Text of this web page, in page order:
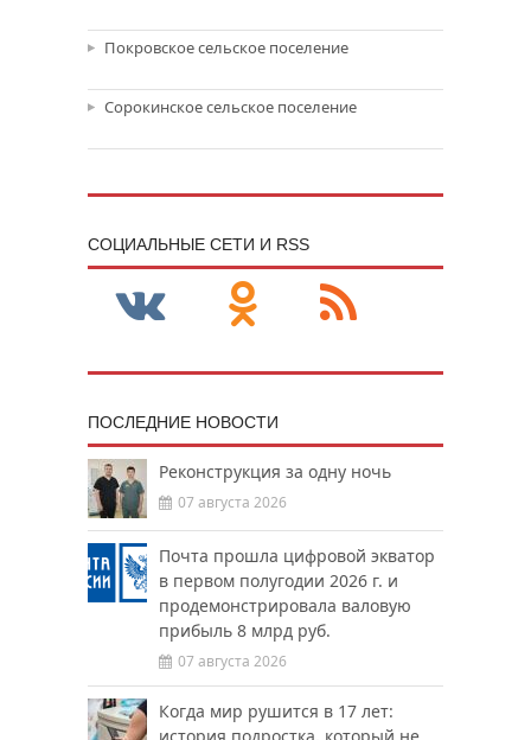
Покровское сельское поселение
Сорокинское сельское поселение
CОЦИАЛЬНЫЕ СЕТИ И RSS
ПОСЛЕДНИЕ НОВОСТИ
Реконструкция за одну ночь
07 августа 2026
Почта прошла цифровой экватор
в первом полугодии 2026 г. и
продемонстрировала валовую
прибыль 8 млрд руб.
07 августа 2026
Когда мир рушится в 17 лет: